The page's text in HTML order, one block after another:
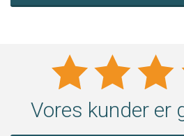
Vores kunder er